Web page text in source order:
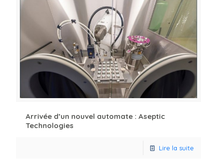
Arrivée d’un nouvel automate : Aseptic
Technologies
Lire la suite